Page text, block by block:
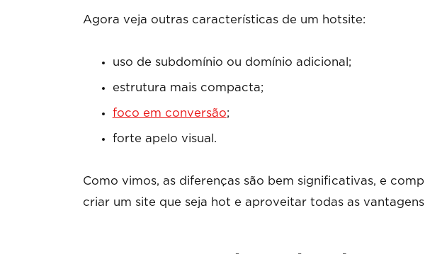
Agora veja outras características de um hotsite:
uso de subdomínio ou domínio adicional;
estrutura mais compacta;
foco em conversão;
forte apelo visual.
Como vimos, as diferenças são bem significativas, e
criar um site que seja hot e aproveitar todas as